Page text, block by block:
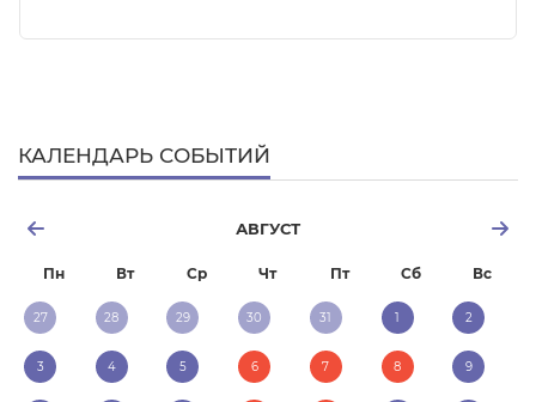
КАЛЕНДАРЬ СОБЫТИЙ
АВГУСТ
Пн Вт Ср Чт Пт Сб Вс
27 28 29 30 31 1 2
3 4 5 6 7 8 9